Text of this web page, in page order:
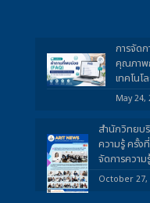
การจัด
คุณภาพ
เทคโน
May 24,
สำนักวิทยบ
ความรู้ ครั้ง
จัดการความ
October 27,